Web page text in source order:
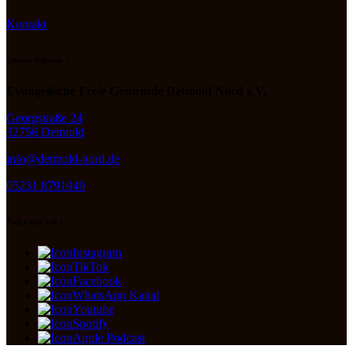
Kontakt
Georgstraße 24
32756 Detmold
info@detmold-nord.de
05231 8791949
Instagram
TikTok
Facebook
WhatsApp Kanal
Youtube
Spotify
Apple Podcast